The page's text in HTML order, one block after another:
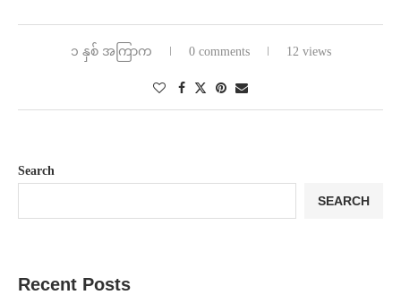
၁ နှစ် အကြာက 0 comments 12 views
Search
SEARCH
Recent Posts